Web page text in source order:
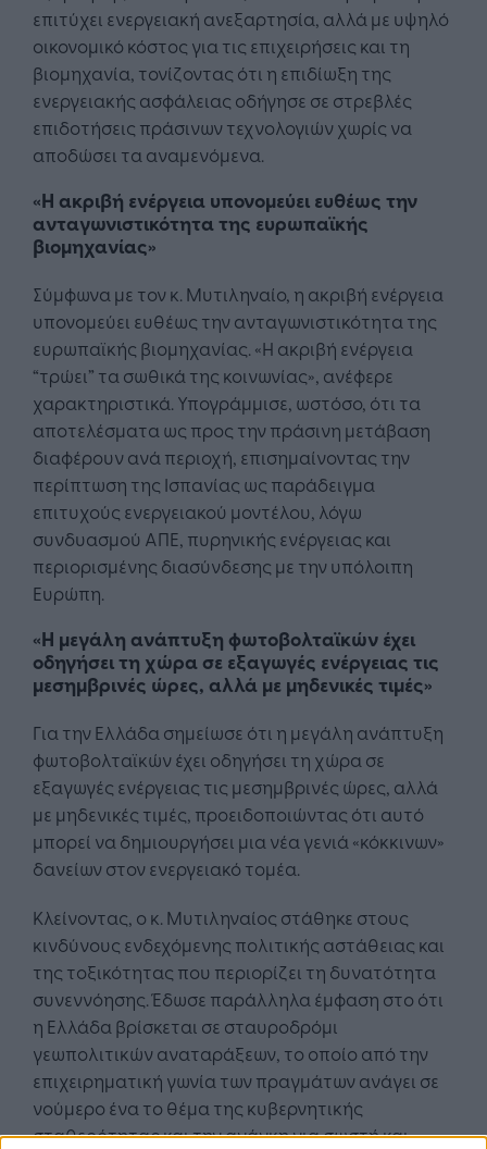
επιτύχει ενεργειακή ανεξαρτησία, αλλά με υψηλό
οικονομικό κόστος για τις επιχειρήσεις και τη
βιομηχανία, τονίζοντας ότι η επιδίωξη της
ενεργειακής ασφάλειας οδήγησε σε στρεβλές
επιδοτήσεις πράσινων τεχνολογιών χωρίς να
αποδώσει τα αναμενόμενα.
«H ακριβή ενέργεια υπονομεύει ευθέως την
ανταγωνιστικότητα της ευρωπαϊκής
βιομηχανίας»
Σύμφωνα με τον κ. Μυτιληναίο, η ακριβή ενέργεια
υπονομεύει ευθέως την ανταγωνιστικότητα της
ευρωπαϊκής βιομηχανίας. «Η ακριβή ενέργεια
“τρώει” τα σωθικά της κοινωνίας», ανέφερε
χαρακτηριστικά. Υπογράμμισε, ωστόσο, ότι τα
αποτελέσματα ως προς την πράσινη μετάβαση
διαφέρουν ανά περιοχή, επισημαίνοντας την
περίπτωση της Ισπανίας ως παράδειγμα
επιτυχούς ενεργειακού μοντέλου, λόγω
συνδυασμού ΑΠΕ, πυρηνικής ενέργειας και
περιορισμένης διασύνδεσης με την υπόλοιπη
Ευρώπη.
«Η μεγάλη ανάπτυξη φωτοβολταϊκών έχει
οδηγήσει τη χώρα σε εξαγωγές ενέργειας τις
μεσημβρινές ώρες, αλλά με μηδενικές τιμές»
Για την Ελλάδα σημείωσε ότι η μεγάλη ανάπτυξη
φωτοβολταϊκών έχει οδηγήσει τη χώρα σε
εξαγωγές ενέργειας τις μεσημβρινές ώρες, αλλά
με μηδενικές τιμές, προειδοποιώντας ότι αυτό
μπορεί να δημιουργήσει μια νέα γενιά «κόκκινων»
δανείων στον ενεργειακό τομέα.
Κλείνοντας, ο κ. Μυτιληναίος στάθηκε στους
κινδύνους ενδεχόμενης πολιτικής αστάθειας και
της τοξικότητας που περιορίζει τη δυνατότητα
συνεννόησης. Έδωσε παράλληλα έμφαση στο ότι
η Ελλάδα βρίσκεται σε σταυροδρόμι
γεωπολιτικών αναταράξεων, το οποίο από την
επιχειρηματική γωνία των πραγμάτων ανάγει σε
νούμερο ένα το θέμα της κυβερνητικής
σταθερότητας και την ανάγκη για σωστή και